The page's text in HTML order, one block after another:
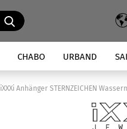
CHABO URBAND
iXXXi Anhänger STERNZEICHEN